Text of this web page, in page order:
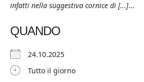
infatti nella suggestiva cornice di [...]...
QUANDO
24.10.2025
Tutto il giorno